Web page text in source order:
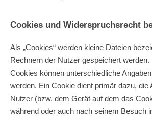
Cookies und Widerspruchsrecht
Als „Cookies“ werden kleine Dateien
Rechnern der Nutzer gespeichert werden.
Cookies können unterschiedliche
werden. Ein Cookie dient primär dazu, die
Nutzer (bzw. dem Gerät auf dem das
während oder auch nach seinem Besuch